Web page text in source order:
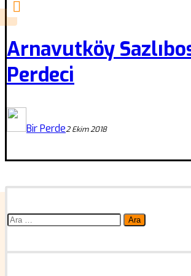
Arnavutköy
Perdeci
Bir Perde2 Ekim 2018
Arama: